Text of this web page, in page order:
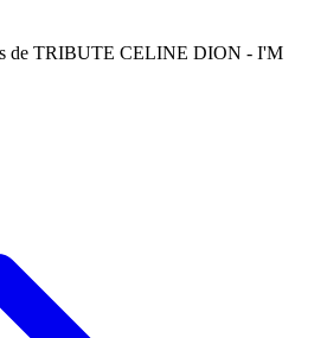
de TRIBUTE CELINE DION - I'M